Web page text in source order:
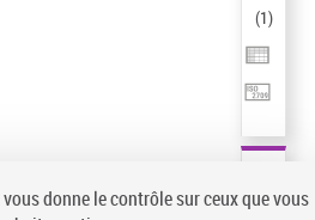
(1)
donne le contrôle sur ceux que vous